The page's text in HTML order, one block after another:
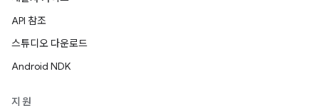
API 참조
스튜디오 다운로드
Android NDK
지원